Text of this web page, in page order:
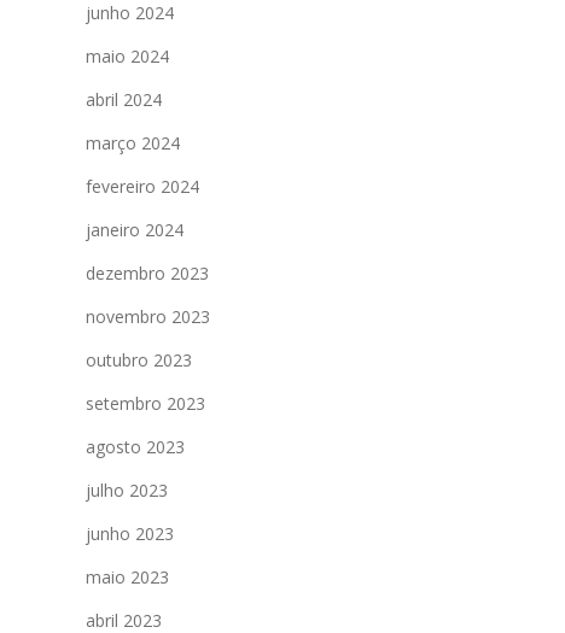
junho 2024
maio 2024
abril 2024
março 2024
fevereiro 2024
janeiro 2024
dezembro 2023
novembro 2023
outubro 2023
setembro 2023
agosto 2023
julho 2023
junho 2023
maio 2023
abril 2023